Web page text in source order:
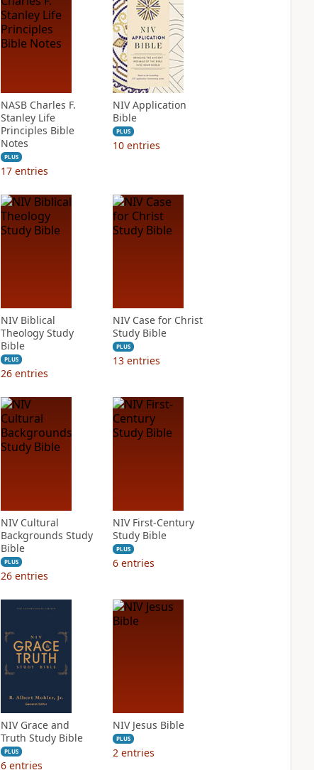
NASB Charles F.
Stanley Life
Principles Bible
Notes
PLUS
17 entries
NIV Application
Bible
PLUS
10 entries
NIV Biblical
Theology Study
Bible
PLUS
26 entries
NIV Case for Christ
Study Bible
PLUS
13 entries
NIV Cultural
Backgrounds Study
Bible
PLUS
26 entries
NIV First-Century
Study Bible
PLUS
6 entries
NIV Grace and
Truth Study Bible
PLUS
6 entries
NIV Jesus Bible
PLUS
2 entries